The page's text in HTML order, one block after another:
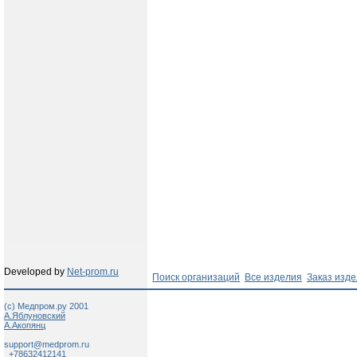
Developed by Net-prom.ru Поиск организаций Все изделия Заказ
(c) Медпром.ру 2001
А.Яблуновский
А.Акопянц
support@medprom.ru
+78632412141